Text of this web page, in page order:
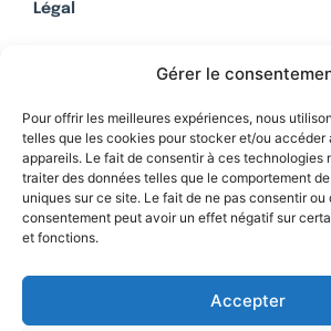
Gérer le
Pour offrir les meilleures expériences, nous
telles que les cookies pour stocker et/ou accéder
appareils. Le fait de consentir à ces technologies
traiter des données telles que le comportement
uniques sur ce site. Le fait de ne pas consentir ou
consentement peut avoir un effet négatif sur
et fonctions.
Accepter
Légal
Politique de confidentialité
Contact
Soutenez